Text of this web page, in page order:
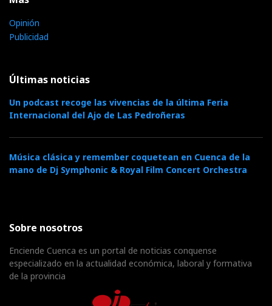
Opinión
Publicidad
Últimas noticias
Un podcast recoge las vivencias de la última Feria
Internacional del Ajo de Las Pedroñeras
Música clásica y remember coquetean en Cuenca de la
mano de Dj Symphonic & Royal Film Concert Orchestra
Sobre nosotros
Enciende Cuenca es un portal de noticias conquense
especializado en la actualidad económica, laboral y formativa
de la provincia